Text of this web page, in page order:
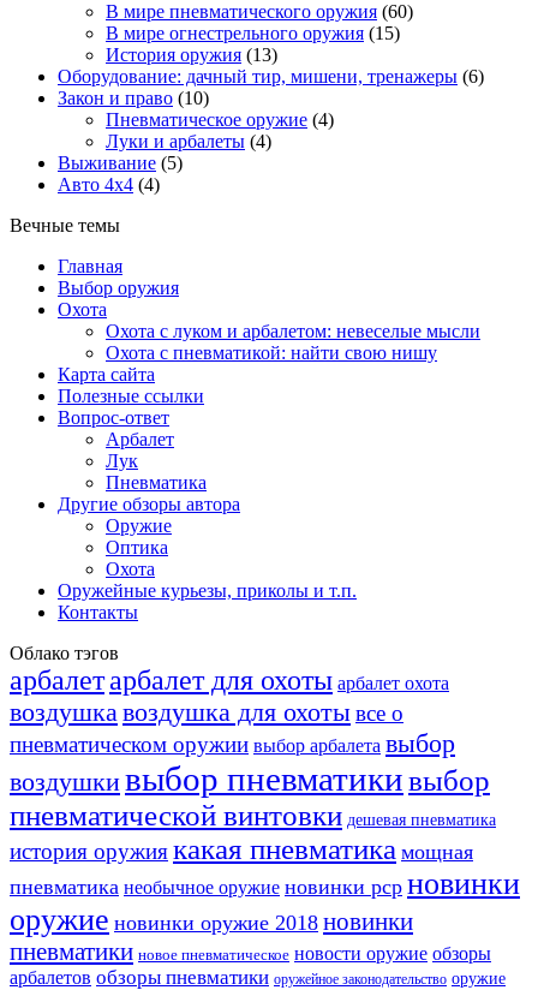
В мире пневматического оружия (60)
В мире огнестрельного оружия (15)
История оружия (13)
Оборудование: дачный тир, мишени, тренажеры (6)
Закон и право (10)
Пневматическое оружие (4)
Луки и арбалеты (4)
Выживание (5)
Авто 4х4 (4)
Вечные темы
Главная
Выбор оружия
Охота
Охота с луком и арбалетом: невеселые мысли
Охота с пневматикой: найти свою нишу
Карта сайта
Полезные ссылки
Вопрос-ответ
Арбалет
Лук
Пневматика
Другие обзоры автора
Оружие
Оптика
Охота
Оружейные курьезы, приколы и т.п.
Контакты
Облако тэгов
арбалетарбалет для охоты арбалет охота
воздушка воздушка для охотывсе о
пневматическом оружии выбор арбалета выбор
воздушкивыбор пневматикивыбор
пневматической винтовки дешевая пневматика
история оружиякакая пневматика мощная
пневматика необычное оружие новинки pcp новинки
оружие новинки оружие 2018 новинки
пневматики новое пневматическое новости оружие обзоры
арбалетов обзоры пневматики оружейное законодательство оружие